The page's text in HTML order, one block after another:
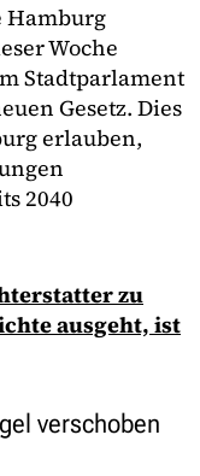
Hamburg
Woche
Stadtparlament
Gesetz. Dies
erlauben,
2040
zu
ausgeht, ist
verschoben